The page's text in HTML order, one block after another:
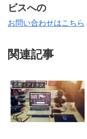
ビスへの
お問い合わせはこちら
関連記事
広告・アドテク